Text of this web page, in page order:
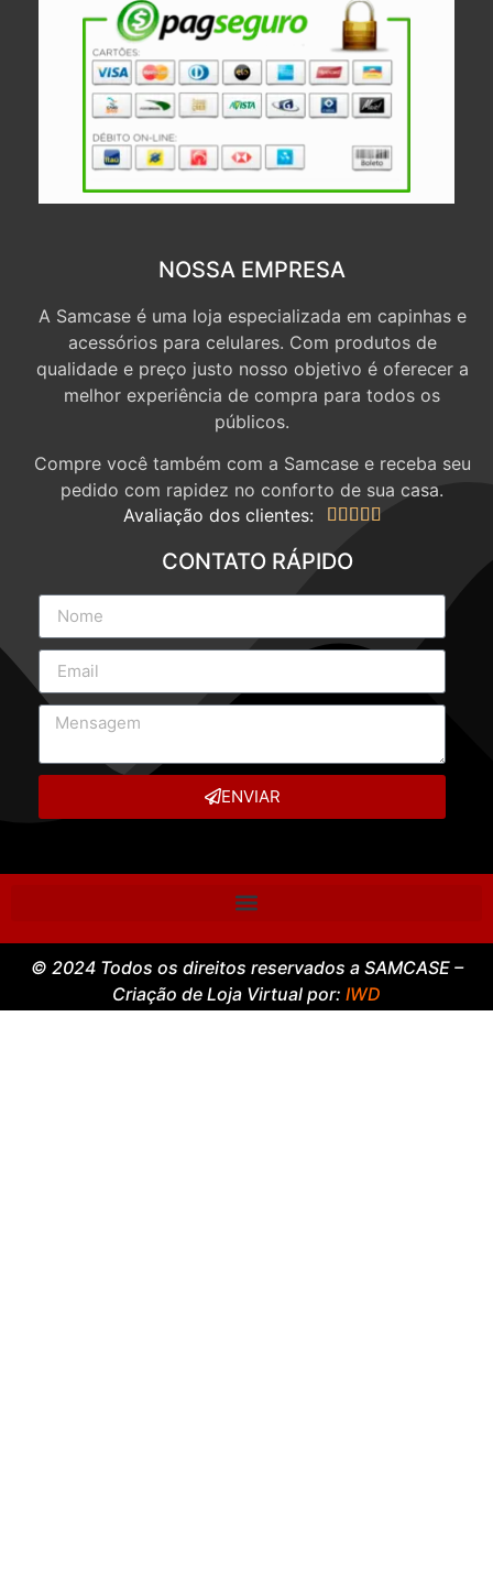
NOSSA EMPRESA
A Samcase é uma loja especializada em capinhas e
acessórios para celulares. Com produtos de
qualidade e preço justo nosso objetivo é oferecer a
melhor experiência de compra para todos os
públicos.
Compre você também com a Samcase e receba seu
pedido com rapidez no conforto de sua casa.
Avaliação dos clientes:
    
CONTATO RÁPIDO
ENVIAR
© 2024 Todos os direitos reservados a SAMCASE –
Criação de Loja Virtual por: IWD